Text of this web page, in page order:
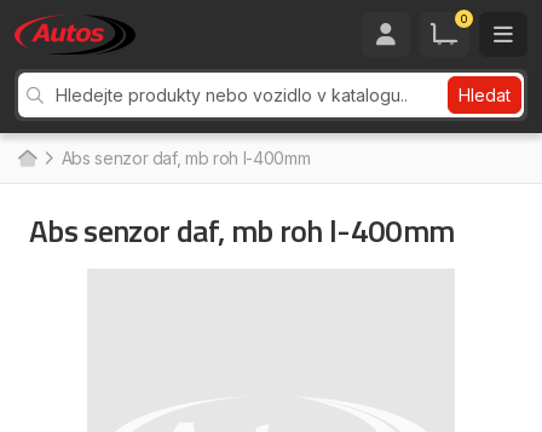
0
Hledat
Abs senzor daf, mb roh l-400mm
Abs senzor daf, mb roh l-400mm